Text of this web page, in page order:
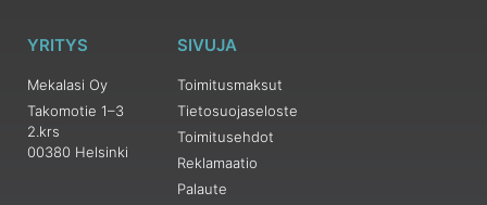
YRITYS
Mekalasi Oy
Takomotie 1–3
2.krs
00380 Helsinki
SIVUJA
Toimitusmaksut
Tietosuojaseloste
Toimitusehdot
Reklamaatio
Palaute